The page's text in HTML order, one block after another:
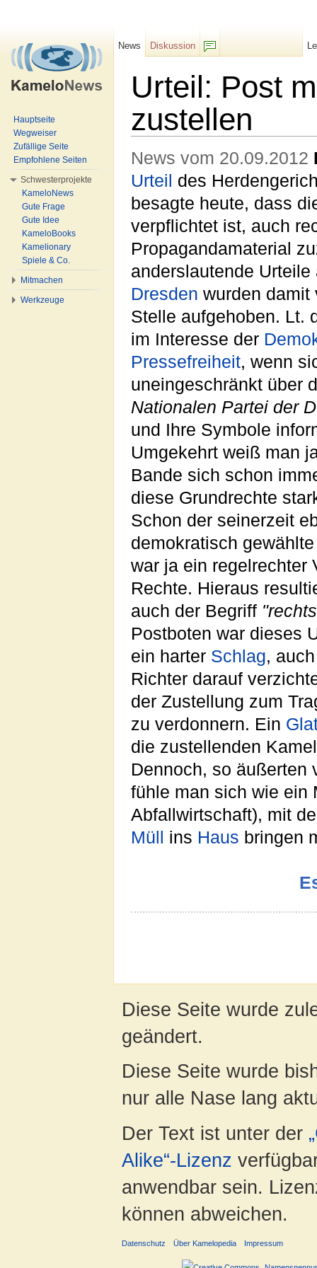
Urteil: Post
zustellen
News vom 20.09.2012
Urteil des
besagte heute, dass
verpflichtet ist, auch
Propagandamaterial
anderslautende
Dresden wurden damit
Stelle aufgehoben. Lt.
im Interesse der
Pressefreiheit, wenn
uneingeschränkt über
Nationalen Partei der
und Ihre Symbole
Umgekehrt weiß man
Bande sich schon
diese Grundrechte
Schon der seinerzeit
demokratisch
war ja ein regelrechter
Rechte. Hieraus
auch der Begriff
Postboten war dieses
ein harter Schlag,
Richter darauf
der Zustellung zum
zu verdonnern. Ein
die zustellenden
Dennoch, so
fühle man sich wie ein
Abfallwirtschaft), mit
Müll
ins Haus bringen
News
Diskussion
Hauptseite
Wegweiser
Zufällige Seite
Empfohlene Seiten
Schwesterprojekte
KameloNews
Gute Frage
Gute Idee
KameloBooks
Kamelionary
Spiele & Co.
Mitmachen
Werkzeuge
Diese Seite wurde
geändert.
Diese Seite wurde
nur alle Nase lang
Der Text ist unter der
Alike“-Lizenz
anwendbar sein.
können abweichen.
Datenschutz Über Kamelopedia Impressum